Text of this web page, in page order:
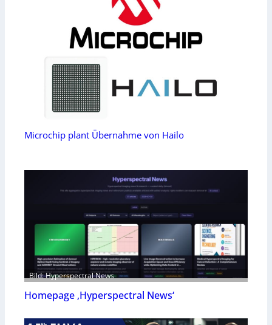
Microchip plant Übernahme von Hailo
Bild: Hyperspectral News
Homepage ‚Hyperspectral News‘